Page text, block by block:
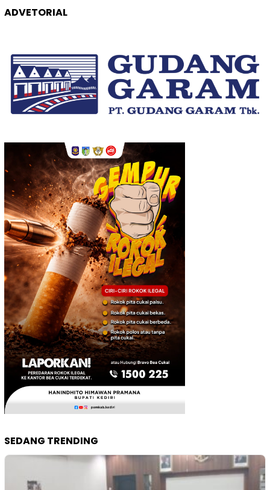
ADVETORIAL
SEDANG TRENDING